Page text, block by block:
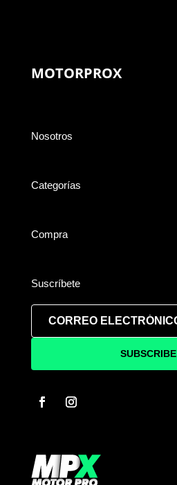
MOTORPROX
Nosotros
Categorías
Compra
Suscríbete
SUBSCRIBE